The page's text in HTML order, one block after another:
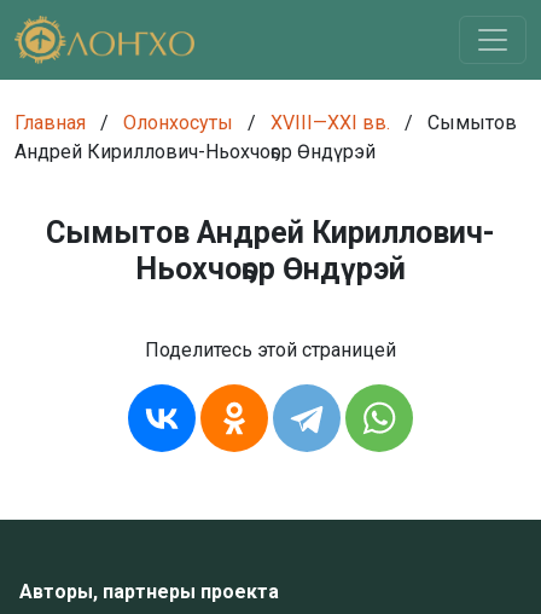
Главная / Олонхосуты / XVIII—XXI вв. /
Сымытов
Андрей Кириллович-Ньохчоҕор Өндүрэй
Сымытов Андрей Кириллович-
Ньохчоҕор Өндүрэй
Поделитесь этой страницей
Авторы, партнеры проекта